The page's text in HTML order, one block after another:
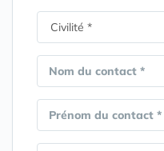
Nom du contact *
Prénom du contact *